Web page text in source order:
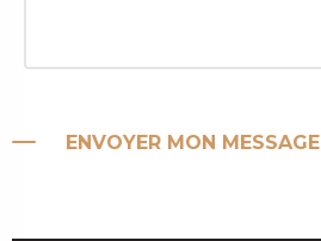
ENVOYER MON MESSAGE